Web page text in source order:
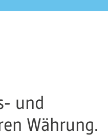
und
Währung.